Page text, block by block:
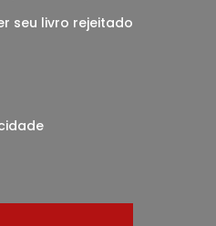
seu livro rejeitado